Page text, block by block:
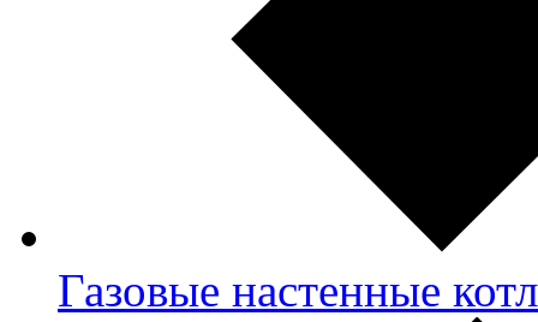
Газовые настенные